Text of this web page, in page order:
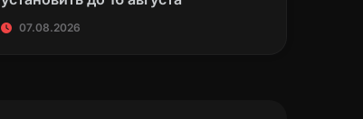
07.08.2026